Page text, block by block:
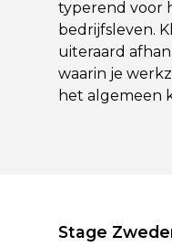
typerend voor
bedrijfsleven.
uiteraard
waarin je
het algemeen
Stage